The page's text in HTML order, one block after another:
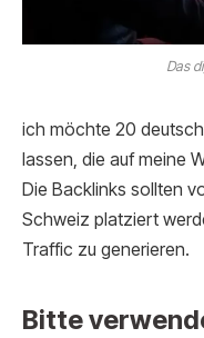
Das
ich möchte 20
lassen, die auf meine
Die Backlinks sollten
Schweiz platziert
Traffic zu generieren.
Bitte